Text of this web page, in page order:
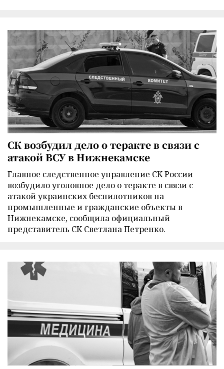
СК возбудил дело о теракте в связи с
атакой ВСУ в Нижнекамске
Главное следственное управление СК России
возбудило уголовное дело о теракте в связи с
атакой украинских беспилотников на
промышленные и гражданские объекты в
Нижнекамске, сообщила официальный
представитель СК Светлана Петренко.